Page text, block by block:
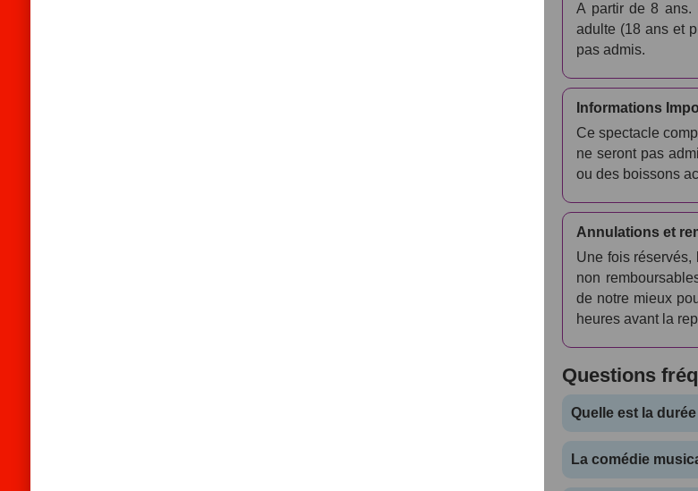
A partir de 8 ans.
adulte (18 ans et
pas admis.
Informations
Ce spectacle
ne seront pas
ou des boissons
Annulations et
Une fois
non
de notre mieux
heures avant la
Questions
Quelle est la
La comédie